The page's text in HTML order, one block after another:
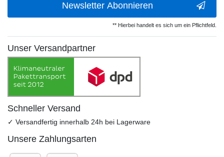
Newsletter Abonnieren
** Hierbei handelt es sich um ein Pflichtfeld.
Unser Versandpartner
Schneller Versand
✓ Versandfertig innerhalb 24h bei Lagerware
Unsere Zahlungsarten